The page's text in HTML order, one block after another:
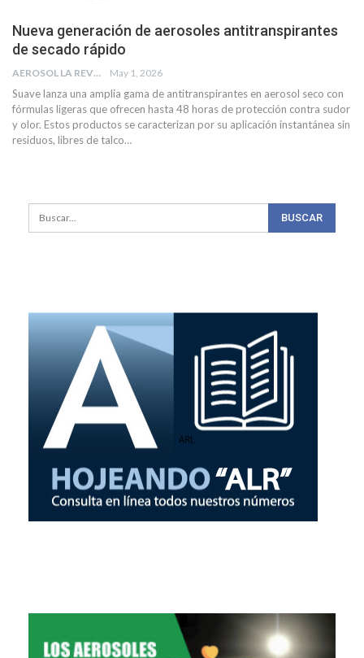
Nueva generación de aerosoles antitranspirantes
de secado rápido
AEROSOL LA REVISTA May 1, 2026
Suave lanza una amplia gama de antitranspirantes en aerosol seco con
fórmulas ligeras que ofrecen hasta 48 horas de protección contra sudor
y olor. Estos productos se caracterizan por su aplicación instantánea sin
residuos, libres de talco…